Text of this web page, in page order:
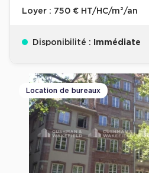
Loyer : 750 € HT/HC/m²/an
Disponibilité : Immédiate
Location de bureaux